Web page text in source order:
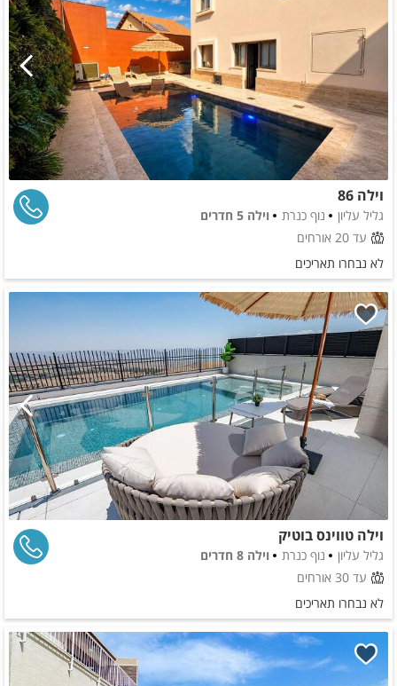
וילה 86
גליל עליון נוף כנרת
וילה 5 חדרים
עד 20 אורחים
לא נבחרו תאריכים
וילה טווינס בוטיק
גליל עליון נוף כנרת
וילה 8 חדרים
עד 30 אורחים
לא נבחרו תאריכים